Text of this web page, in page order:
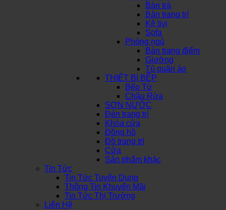
Bàn trà
Bàn trang trí
Kệ tivi
Sofa
Phòng ngủ
Bàn trang điểm
Giường
Tủ quần áo
THIẾT BỊ BẾP
Bếp Từ
Chậu Rửa
SƠN NƯỚC
Đèn trang trí
Khóa cửa
Đồng hồ
Đồ trang trí
Cửa
Sản phẩm khác
Tin Tức
Tin Tức Tuyển Dụng
Thông Tin Khuyến Mãi
Tin Tức Thị Trường
Liên Hệ